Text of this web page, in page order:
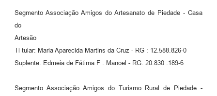
Segmento Associação Amigos do Artesanato de Piedade - Casa
do
Artesão
Ti tular: Maria Aparecida Martins da Cruz - RG : 12.588.826-0
Suplente: Edmeia de Fátima F . Manoel - RG: 20.830 .189-6
Segmento Associação Amigos do Turismo Rural de Piedade -